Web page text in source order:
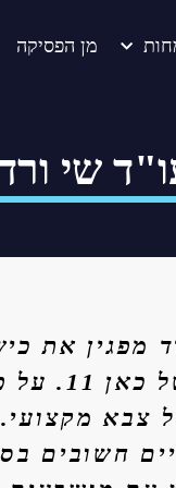
מן הפסיקה
שי
מפגין את
צבא
חשובים